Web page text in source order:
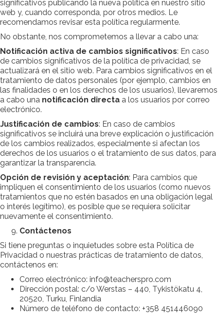
significativos publicando la nueva política en nuestro sitio
web y, cuando corresponda, por otros medios. Le
recomendamos revisar esta política regularmente.
No obstante, nos comprometemos a llevar a cabo una:
Notificación activa de cambios significativos: En caso
de cambios significativos de la política de privacidad, se
actualizará en el sitio web. Para cambios significativos en el
tratamiento de datos personales (por ejemplo, cambios en
las finalidades o en los derechos de los usuarios), llevaremos
a cabo una notificación directa a los usuarios por correo
electrónico.
Justificación de cambios: En caso de cambios
significativos se incluirá una breve explicación o justificación
de los cambios realizados, especialmente si afectan los
derechos de los usuarios o el tratamiento de sus datos, para
garantizar la transparencia.
Opción de revisión y aceptación: Para cambios que
impliquen el consentimiento de los usuarios (como nuevos
tratamientos que no estén basados en una obligación legal
o interés legítimo), es posible que se requiera solicitar
nuevamente el consentimiento.
Contáctenos
Si tiene preguntas o inquietudes sobre esta Política de
Privacidad o nuestras prácticas de tratamiento de datos,
contáctenos en:
Correo electrónico: info@teacherspro.com
Dirección postal: c/o Werstas – 440, Tykistökatu 4,
20520, Turku, Finlandia
Número de teléfono de contacto: +358 451446090